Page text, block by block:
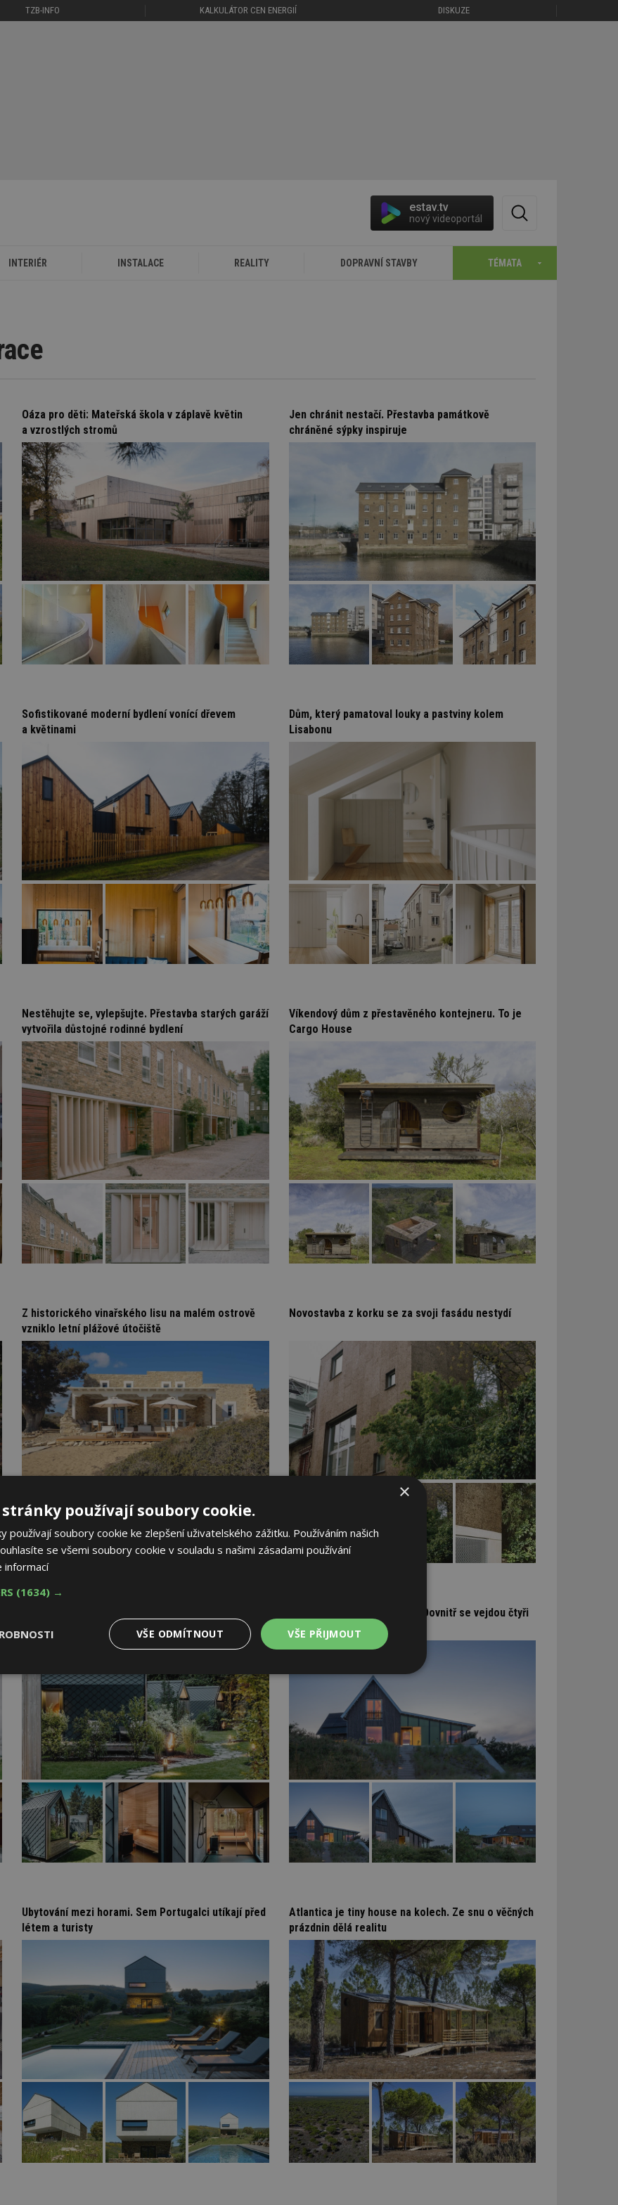
TZB-INFO KALKULÁTOR CEN ENERGIÍ DISKUZE
estav.tv
nový videoportál
INTERIÉR INSTALACE REALITY DOPRAVNÍ STAVBY TÉMATA
Oáza pro děti: Mateřská škola v záplavě květin
a vzrostlých stromů
Jen chránit nestačí. Přestavba památkově
chráněné sýpky inspiruje
Sofistikované moderní bydlení vonící dřevem
a květinami
Dům, který pamatoval louky a pastviny kolem
Lisabonu
Nestěhujte se, vylepšujte. Přestavba starých garáží
vytvořila důstojné rodinné bydlení
Víkendový dům z přestavěného kontejneru. To je
Cargo House
Z historického vinařského lisu na malém ostrově
vzniklo letní plážové útočiště
Novostavba z korku se za svoji fasádu nestydí
designu a hliníkové elegance
Přestavba plážového domu. Dovnitř se vejdou čtyři
rodiny
Ubytování mezi horami. Sem Portugalci utíkají před
létem a turisty
Atlantica je tiny house na kolech. Ze snu o věčných
prázdnin dělá realitu
×
používají soubory cookie.
používají soubory cookie ke zlepšení uživatelského zážitku. Používáním našich
se všemi soubory cookie v souladu s našimi zásadami používání
informací
(1634) →
VŠE PŘIJMOUT
VŠE ODMÍTNOUT
Výkonové
soubory
Soubory cílení
Funkční
soubory
Nezařazené
soubory
Výkonové soubory Soubory cílení
umožňují základní funkce webových stránek, jako je přihlášení uživatele a správa účtu.
nezbytně nutných souborů cookie správně používat.
Provider/
Doména
Vyprší Popis
vašeho webu.
.estav.cz
Tento soubor cookie je přidružen k webům používajícím
Správce značek Google k načtení dalších skriptů a kódu na
stránku. Pokud je použit, lze jej považovat za nezbytně
nutný, protože bez něj jiné skripty nemusí fungovat
správně. Konec názvu je jedinečné číslo, které je také
identifikátorem přidruženého účtu Google Analytics.
www.estav.cz 1 rok
Tento soubor cookie se používá k vytváření session
uživatele
Hotjar Ltd
.estav.cz
29
54
sekund
Soubor cookie je nastaven tak, aby Hotjar mohl sledovat
začátek cesty uživatele pro celkový počet relací.
Neobsahuje žádné identifikovatelné informace.
Hotjar Ltd
29
minut
54
Soubor cookie je nastaven tak, aby Hotjar mohl sledovat
začátek cesty uživatele pro celkový počet relací.
Neobsahuje žádné identifikovatelné informace.
www.estav.cz
29
minut
sekund
Tento soubor cookie se používá k vytváření session
uživatele